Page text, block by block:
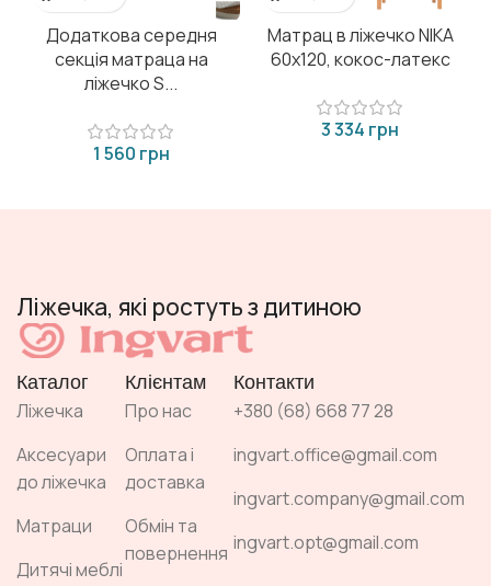
Додаткова середня
секція матраца на
ліжечко S...
грн
Матрац в ліжечко NIKA
60х120, кокос-латекс
грн
Ліжечка, які ростуть з дитиною
Каталог
Ліжечка
Аксесуари
до ліжечка
Матраци
Дитячі меблі
Клієнтам
Про нас
Оплата і
доставка
Обмін та
повернення
Контакти
+380 (68) 668 77 28
ingvart.office@gmail.com
ingvart.company@gmail.com
ingvart.opt@gmail.com